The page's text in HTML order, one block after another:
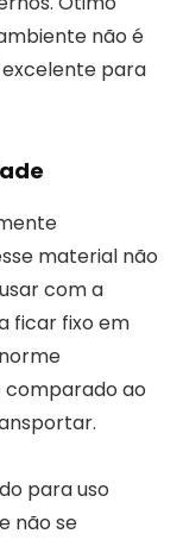
não é
excelente para
material não
com a
ficar fixo em
comparado ao
para uso
não se